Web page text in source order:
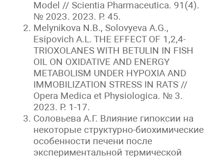
Model // Scientia Pharmaceutica. 91(4).
№ 2023. 2023. P. 45.
Melynikova N.B., Solovyeva A.G.,
Esipovich A.L. THE EFFECT OF 1,2,4-
TRIOXOLANES WITH BETULIN IN FISH
OIL ON OXIDATIVE AND ENERGY
METABOLISM UNDER HYPOXIA AND
IMMOBILIZATION STRESS IN RATS //
Opera Medica et Physiologica. № 3.
2023. P. 1-17.
Соловьева А.Г. Влияние гипоксии на
некоторые структурно-биохимические
особенности печени после
экспериментальной термической